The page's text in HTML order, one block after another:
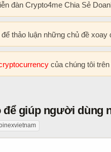
đàn Crypto4me Chia Sẻ
thảo luận những chủ đề xoay
của chúng tôi
giúp người